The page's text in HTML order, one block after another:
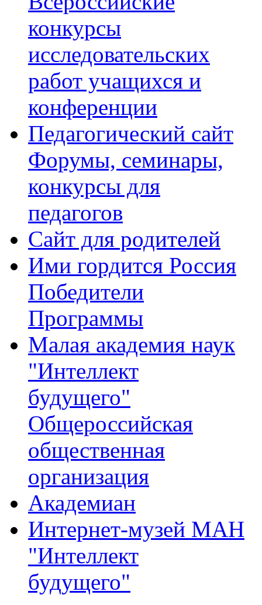
конкурсы
исследовательских
работ учащихся и
конференции
Педагогический сайт
Форумы, семинары,
конкурсы для
педагогов
Сайт для родителей
Ими гордится Россия
Победители
Программы
Малая академия наук
"Интеллект
будущего"
Общероссийская
общественная
организация
Академиан
Интернет-музей МАН
"Интеллект
будущего"